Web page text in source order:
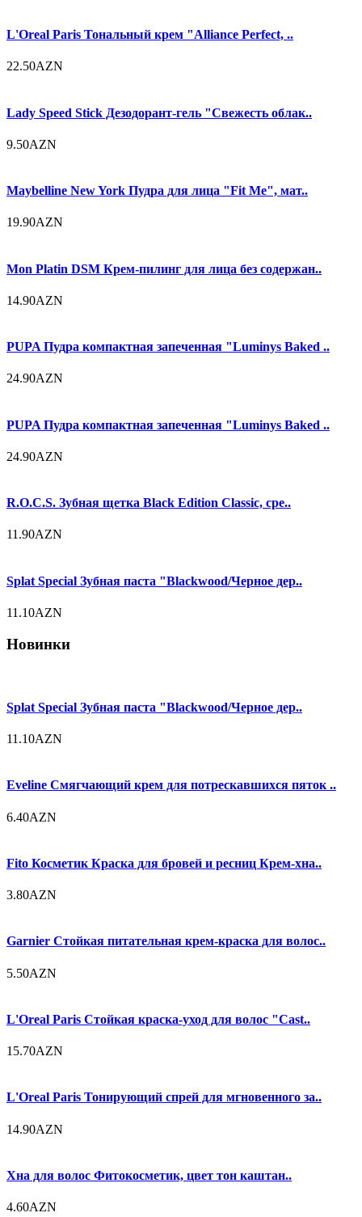
L'Oreal Paris Тональный крем "Alliance Perfect, ..
22.50AZN
Lady Speed Stick Дезодорант-гель "Свежесть облак..
9.50AZN
Maybelline New York Пудра для лица "Fit Me", мат..
19.90AZN
Mon Platin DSM Крем-пилинг для лица без содержан..
14.90AZN
PUPA Пудра компактная запеченная "Luminys Baked ..
24.90AZN
PUPA Пудра компактная запеченная "Luminys Baked ..
24.90AZN
R.O.C.S. Зубная щетка Black Edition Classic, сре..
11.90AZN
Splat Special Зубная паста "Blackwood/Черное дер..
11.10AZN
Новинки
Splat Special Зубная паста "Blackwood/Черное дер..
11.10AZN
Eveline Смягчающий крем для потрескавшихся пяток ..
6.40AZN
Fito Косметик Краска для бровей и ресниц Крем-хна..
3.80AZN
Garnier Стойкая питательная крем-краска для волос..
5.50AZN
L'Oreal Paris Стойкая краска-уход для волос "Cast..
15.70AZN
L'Oreal Paris Тонирующий спрей для мгновенного за..
14.90AZN
Хна для волос Фитокосметик, цвет тон каштан..
4.60AZN